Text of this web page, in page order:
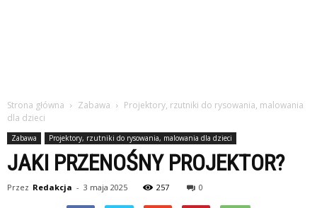
Strona główna Zabawa
Projektory, rzutniki do rysowania, malowania
dla dzieci
Zabawa Projektory, rzutniki do rysowania, malowania dla dzieci
JAKI PRZENOŚNY PROJEKTOR?
Przez Redakcja - 3 maja 2025 257 0